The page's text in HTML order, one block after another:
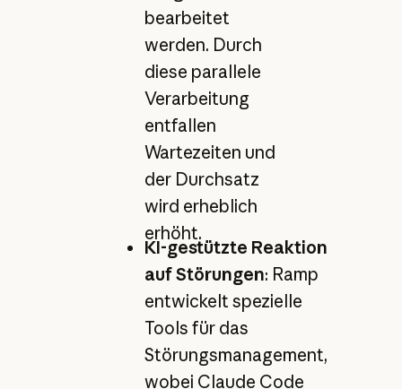
bearbeitet
werden. Durch
diese parallele
Verarbeitung
entfallen
Wartezeiten und
der Durchsatz
wird erheblich
erhöht.
KI-gestützte Reaktion
auf Störungen: Ramp
entwickelt spezielle
Tools für das
Störungsmanagement,
wobei Claude Code